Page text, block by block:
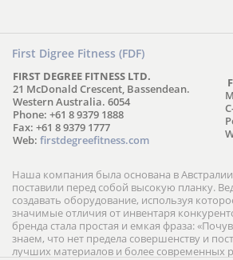
First Digree Fitness (FDF)
FIRST DEGREE FITNESS LTD.
21 McDonald Crescent, Bassendean.
Western Australia. 6054
Phone: +61 8 9379 1888
Fax: +61 8 9379 1777
Web: firstdegreefitness.com
Наша компания была основана в
поставили перед собой высокую планку.
создавать оборудование, используя
значимые отличия от инвентаря
бренда стала простая и емкая фраза:
знаем, что нет предела совершенству и
лучших материалов и более современных